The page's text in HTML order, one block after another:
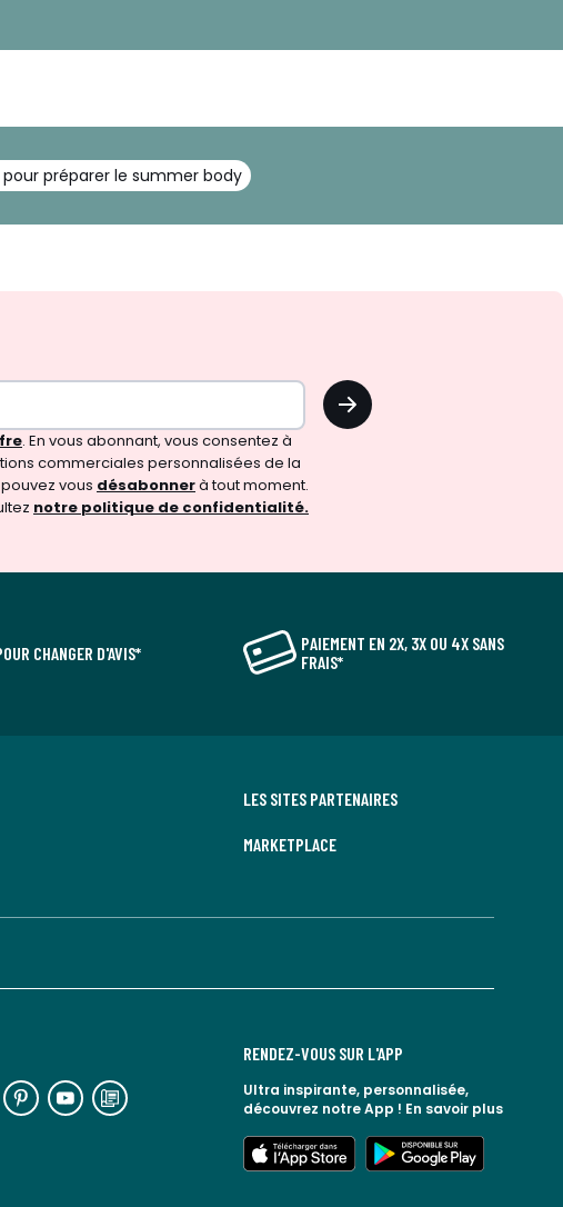
préparer le summer body
OK
. En vous abonnant, vous consentez à
commerciales personnalisées de la
vous désabonnerà tout moment.
notre politique de confidentialité.
CHANGER D'AVIS*
PAIEMENT EN 2X, 3X OU 4X SANS
FRAIS*
LES SITES PARTENAIRES
MARKETPLACE
lien
vers
lien
vers
lien
vers
RENDEZ-VOUS SUR L'APP
Ultra inspirante, personnalisée,
découvrez notre App ! En savoir plus
lien
vers
lien
vers